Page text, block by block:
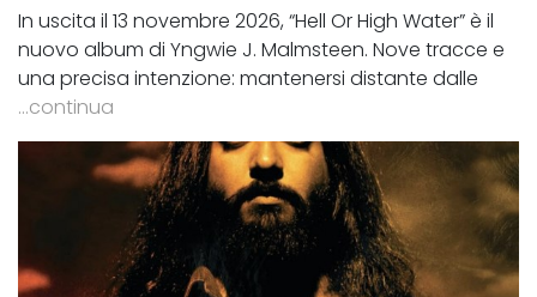
In uscita il 13 novembre 2026, “Hell Or High Water” è il
nuovo album di Yngwie J. Malmsteen. Nove tracce e
una precisa intenzione: mantenersi distante dalle
...continua